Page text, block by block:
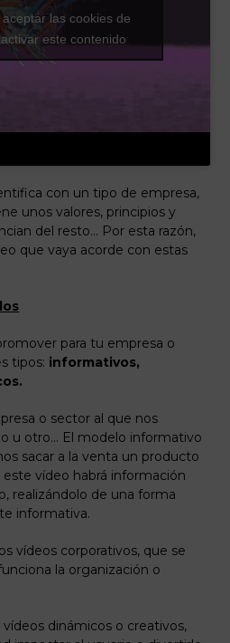
las cookies de
este contenido
con un tipo de empresa,
unos valores, principios y
del resto… Por esta razón,
que vaya acorde con estas
para tu empresa o
tipos: informativos,
o sector al que nos
u otro… El modelo informativo
sacar a la venta un producto
vídeo habrá información
realizándolo de una forma
informativa.
vídeos corporativos, que se
la organización o
dinámicos o creativos,